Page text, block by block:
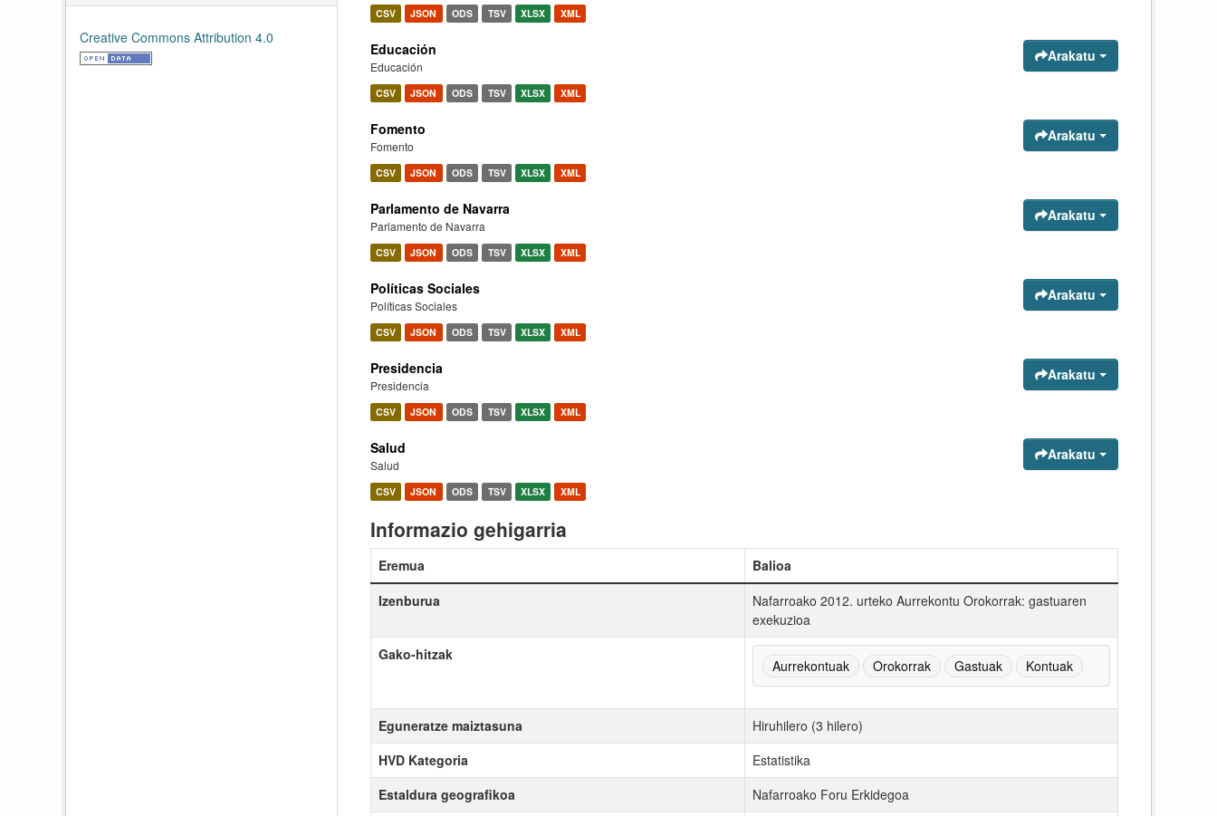
Creative Commons Attribution 4.0
CSV JSON ODS TSV XLSX XML
Educación
Educación
CSV JSON ODS TSV XLSX XML
Arakatu
Fomento
Fomento
CSV JSON ODS TSV XLSX XML
Arakatu
Parlamento de Navarra
Parlamento de Navarra
CSV JSON ODS TSV XLSX XML
Arakatu
Políticas Sociales
Políticas Sociales
CSV JSON ODS TSV XLSX XML
Arakatu
Presidencia
Presidencia
CSV JSON ODS TSV XLSX XML
Arakatu
Salud
Salud
CSV JSON ODS TSV XLSX XML
Arakatu
Informazio gehigarria
Eremua
Balioa
Izenburua
Nafarroako 2012. urteko Aurrekontu Orokorrak: gastuaren
exekuzioa
Gako-hitzak
Aurrekontuak Orokorrak Gastuak Kontuak
Eguneratze maiztasuna
Hiruhilero (3 hilero)
HVD Kategoria
Estatistika
Estaldura geografikoa
Nafarroako Foru Erkidegoa